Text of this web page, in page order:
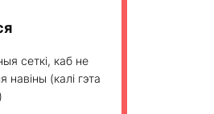
сеткі, каб не
навіны (калі гэта